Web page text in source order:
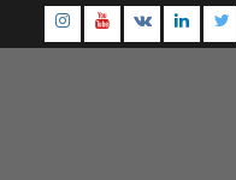
Twitter
Linkedin
VK